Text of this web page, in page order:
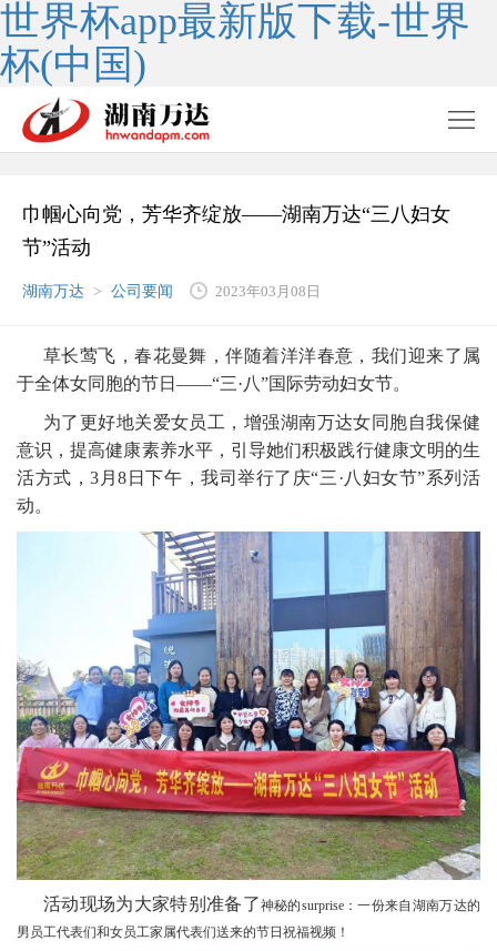
世界杯app最新版下载-世界
杯(中国)
巾帼心向党，芳华齐绽放——湖南万达“三八妇女
节”活动
湖南万达 > 公司要闻 2023年03月08日
草长莺飞，春花曼舞，伴随着洋洋春意，我们迎来了属
于全体女同胞的节日——“三·八”国际劳动妇女节。
为了更好地关爱女员工，增强湖南万达女同胞自我保健
意识，提高健康素养水平，引导她们积极践行健康文明的生
活方式，3月8日下午，我司举行了庆“三·八妇女节”系列活
动。
活动现场为大家特别准备了神秘的surprise：一份来自湖南万达的
男员工代表们和女员工家属代表们送来的节日祝福视频！